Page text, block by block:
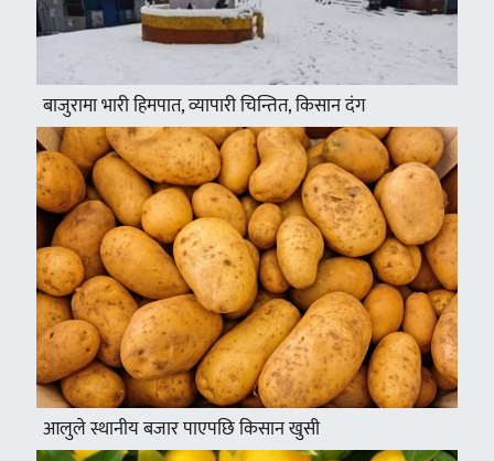
बाजुरामा भारी हिमपात, व्यापारी चिन्तित, किसान दंग
आलुले स्थानीय बजार पाएपछि किसान खुसी